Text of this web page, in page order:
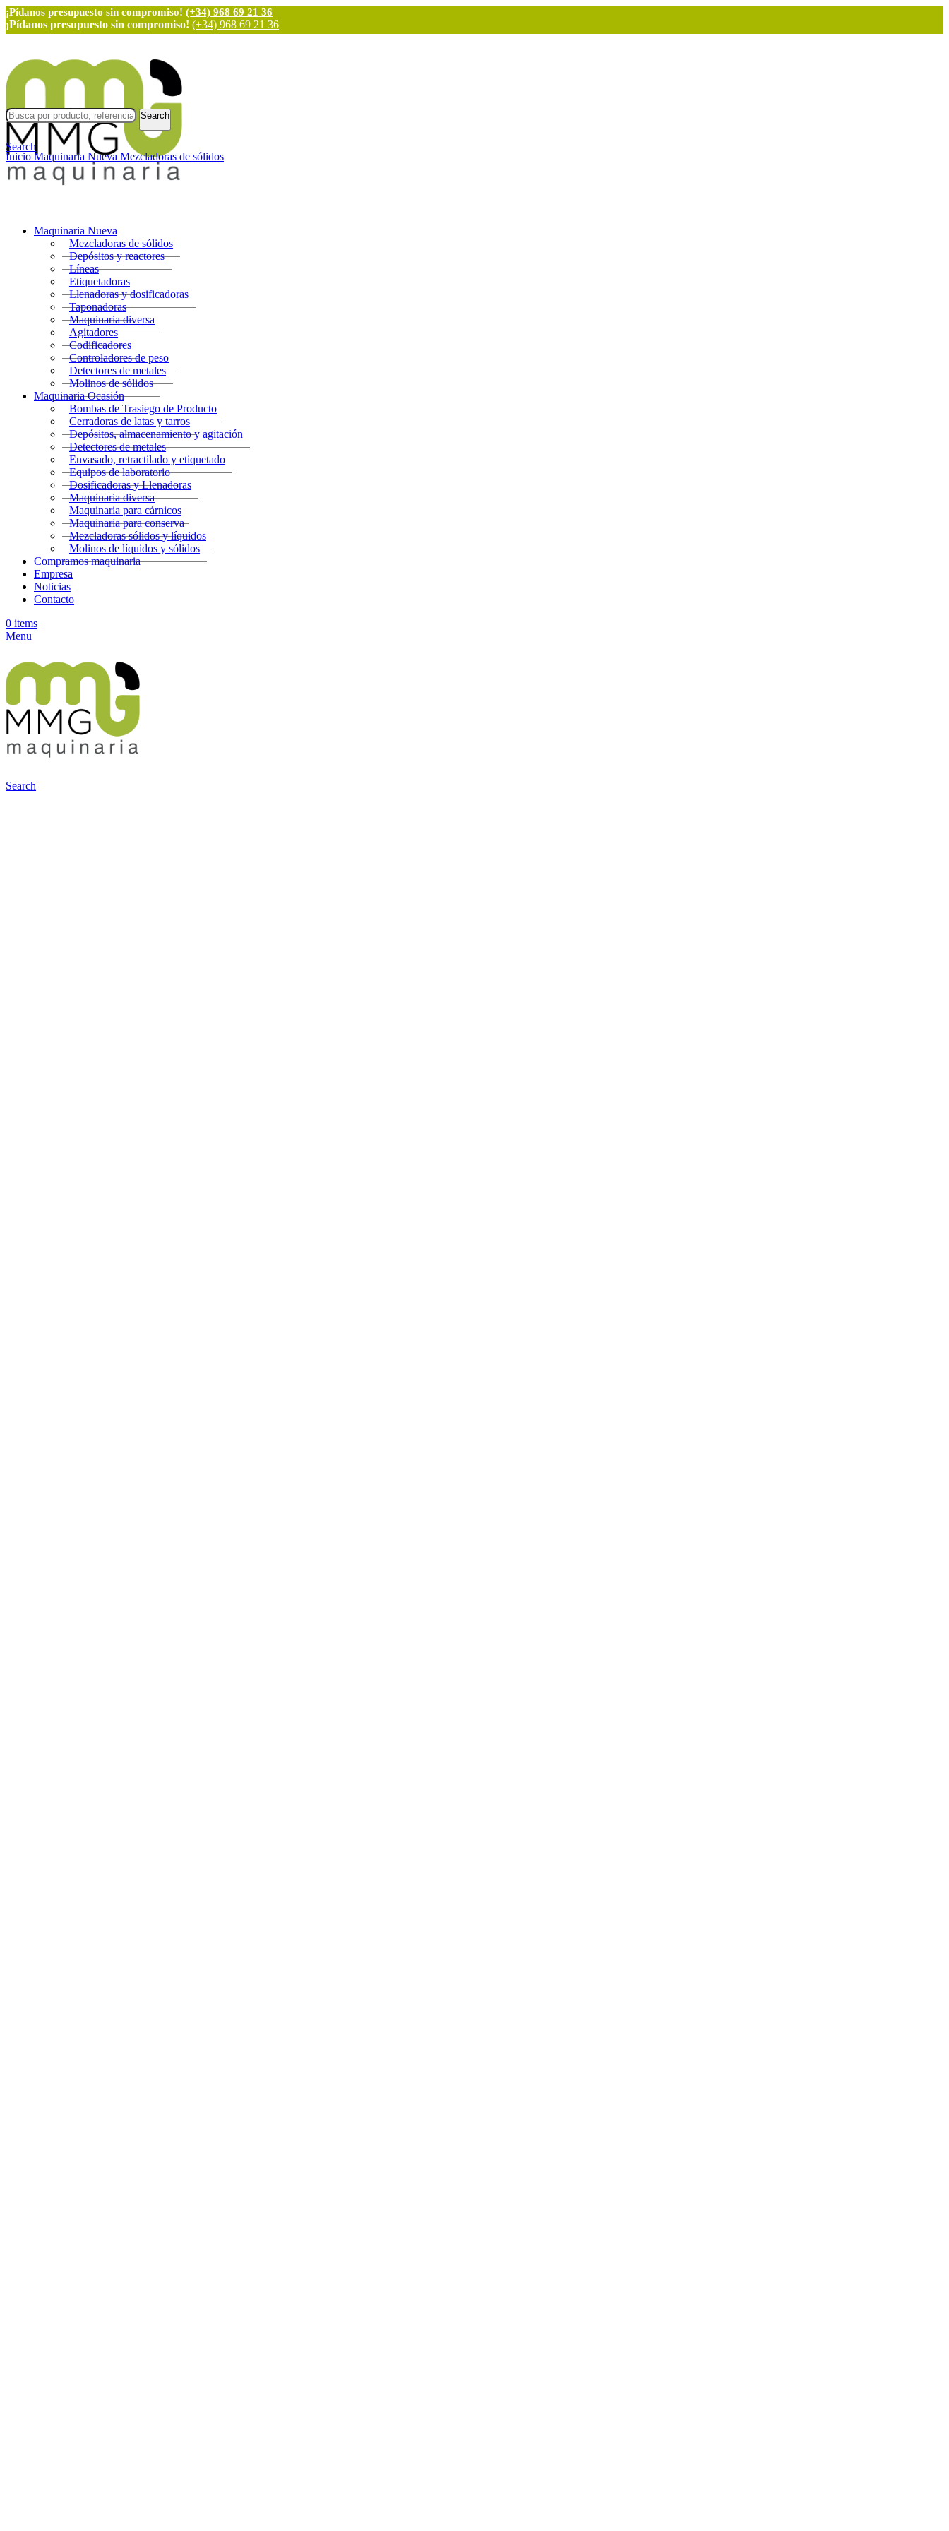
¡Pídanos presupuesto sin compromiso! (+34) 968 69 21 36
¡Pídanos presupuesto sin compromiso! (+34) 968 69 21 36
Maquinaria Nueva
Mezcladoras de sólidos
Depósitos y reactores
Líneas
Etiquetadoras
Llenadoras y dosificadoras
Taponadoras
Maquinaria diversa
Agitadores
Codificadores
Controladores de peso
Detectores de metales
Molinos de sólidos
Maquinaria Ocasión
Bombas de Trasiego de Producto
Cerradoras de latas y tarros
Depósitos, almacenamiento y agitación
Detectores de metales
Envasado, retractilado y etiquetado
Equipos de laboratorio
Dosificadoras y Llenadoras
Maquinaria diversa
Maquinaria para cárnicos
Maquinaria para conserva
Mezcladoras sólidos y líquidos
Molinos de líquidos y sólidos
Compramos maquinaria
Empresa
Noticias
Contacto
0 items
Menu
Search
Search
Search
Inicio Maquinaria Nueva Mezcladoras de sólidos